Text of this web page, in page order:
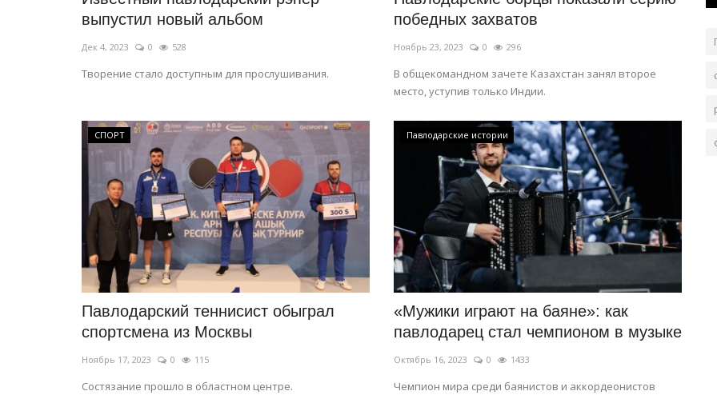
выпустил новый альбом
Дек 4, 2023 0 528
Творение стало доступным для прослушивания.
победных захватов
Ноябрь 23, 2023 0 296
В общекомандном зачете Казахстан занял второе
место, уступив только Индии.
СПОРТ
Павлодарский теннисист обыграл
спортсмена из Москвы
Ноябрь 17, 2023 0 115
Состязание прошло в областном центре.
Павлодарские истории
«Мужики играют на баяне»: как
павлодарец стал чемпионом в музыке
Октябрь 16, 2023 0 1433
Чемпион мира среди баянистов и аккордеонистов